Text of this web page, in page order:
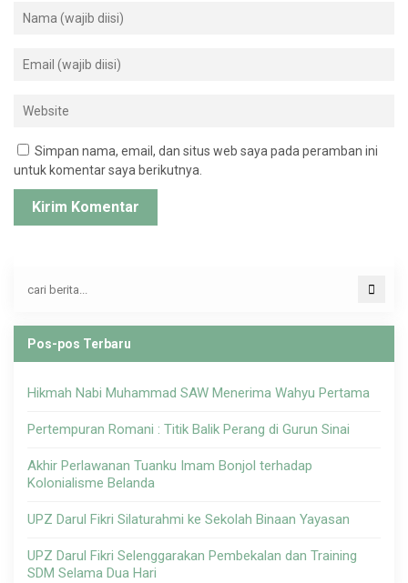
Simpan nama, email, dan situs web saya pada peramban ini
untuk komentar saya berikutnya.
Pos-pos Terbaru
Hikmah Nabi Muhammad SAW Menerima Wahyu Pertama
Pertempuran Romani : Titik Balik Perang di Gurun Sinai
Akhir Perlawanan Tuanku Imam Bonjol terhadap
Kolonialisme Belanda
UPZ Darul Fikri Silaturahmi ke Sekolah Binaan Yayasan
UPZ Darul Fikri Selenggarakan Pembekalan dan Training
SDM Selama Dua Hari